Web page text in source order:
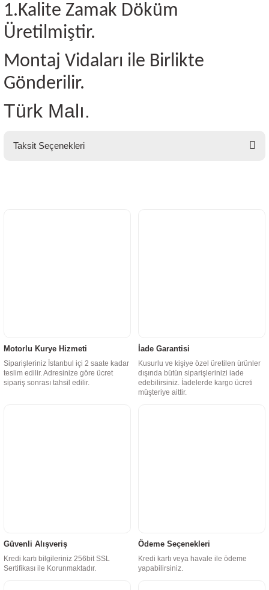
1.Kalite Zamak Döküm
Üretilmiştir.
Montaj Vidaları ile Birlikte
Gönderilir.
Türk Malı.
Taksit Seçenekleri
Motorlu Kurye Hizmeti
Siparişleriniz İstanbul içi 2 saate kadar
teslim edilir. Adresinize göre ücret
sipariş sonrası tahsil edilir.
İade Garantisi
Kusurlu ve kişiye özel üretilen ürünler
dışında bütün siparişlerinizi iade
edebilirsiniz. İadelerde kargo ücreti
müşteriye aittir.
Güvenli Alışveriş
Kredi kartı bilgileriniz 256bit SSL
Sertifikası ile Korunmaktadır.
Ödeme Seçenekleri
Kredi kartı veya havale ile ödeme
yapabilirsiniz.